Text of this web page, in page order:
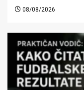
08/08/2026